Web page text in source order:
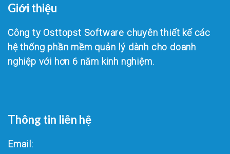
Giới thiệu
Công ty Osttopst Software chuyên thiết kế các
hệ thống phần mềm quản lý dành cho doanh
nghiệp với hơn 6 năm kinh nghiệm.
Thông tin liên hệ
Email: